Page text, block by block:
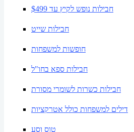
חבילות נופש לקיץ עד $499
חבילות שייט
חופשות למשפחות
חבילות ספא בחו"ל
חבילות כשרות לשומרי מסורת
דילים למשפחות כולל אטרקציות
טוס וסע